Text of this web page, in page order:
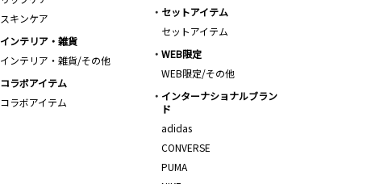
スキンケア
セットアイテム
セットアイテム
インテリア・雑貨
インテリア・雑貨/その他
WEB限定
WEB限定/その他
コラボアイテム
コラボアイテム
インターナショナルブラン
ド
adidas
CONVERSE
PUMA